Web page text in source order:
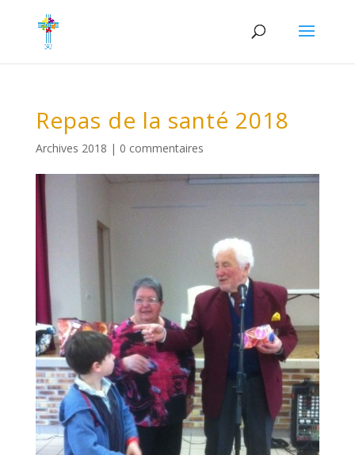
Repas de la santé 2018
Archives 2018 | 0 commentaires